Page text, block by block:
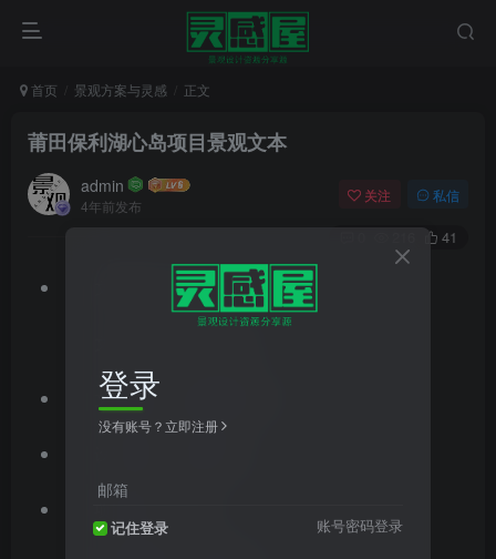
首页 景观方案与灵感 正文
莆田保利湖心岛项目景观文本
admin
4年前发布
关注 私信
41
文件格式：pdf
文档类型：景观方案文本
登录
没有账号？立即注册
邮箱
记住登录 账号密码登录